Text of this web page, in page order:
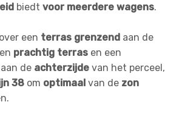
biedt voor meerdere wagens.
een terras grenzend aan de
prachtig terras en een
de achterzijde van het perceel,
38 om optimaal van de zon